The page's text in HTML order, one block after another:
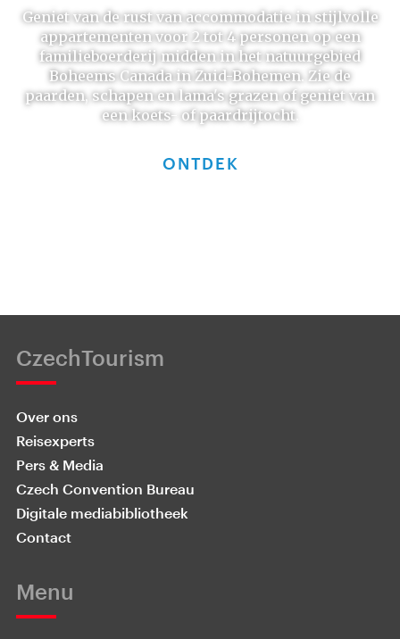
Geniet van de rust van accommodatie in stijlvolle
appartementen voor 2 tot 4 personen op een
familieboerderij midden in het natuurgebied
Boheems Canada in Zuid-Bohemen. Zie de
paarden, schapen en lama's grazen of geniet van
een koets- of paardrijtocht.
ONTDEK
CzechTourism
Over ons
Reisexperts
Pers & Media
Czech Convention Bureau
Digitale mediabibliotheek
Contact
Menu